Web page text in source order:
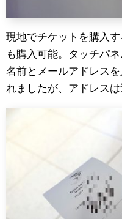
現地でチケットを購入
も購入可能。タッチパ
名前とメールアドレス
れましたが、アドレスは